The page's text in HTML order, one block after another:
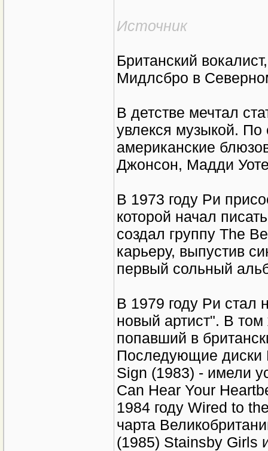
Источник
Британский
Мидлсбро в
В детстве мечтал
увлекся музыкой. По
американские
Джонсон, Мадди
В 1973 году Ри
которой начал
создал группу The
карьеру, выпустив
первый сольный
В 1979 году Ри стал
новый артист". В
попавший в
Последующие диски
Sign (1983) - имели
Can Hear Your
1984 году Wired to
чарта
(1985) Stainsby Girls